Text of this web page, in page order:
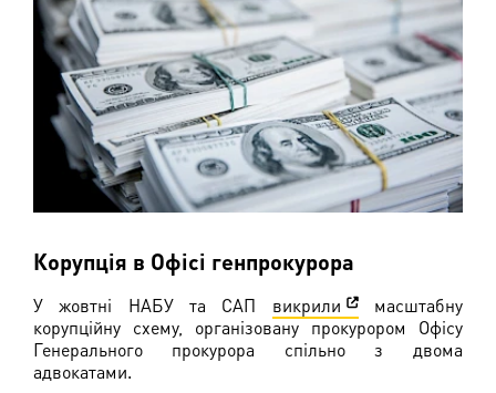
Корупція в Офісі генпрокурора
​У жовтні НАБУ та САП викрили
масштабну
корупційну схему, організовану прокурором Офісу
Генерального прокурора спільно з двома
адвокатами.